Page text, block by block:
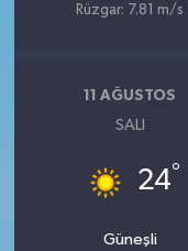
Rüzgar: 7.81 m/s
11 AĞUSTOS
SALI
24°
Güneşli